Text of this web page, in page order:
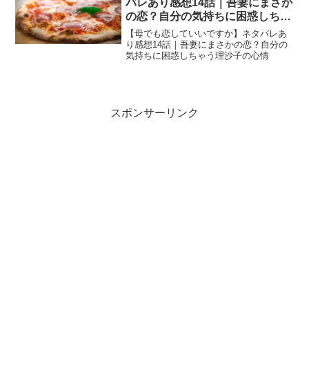
バレあり感想14話｜吾妻にまさか
の恋？自分の気持ちに困惑しちゃ
う理沙子の心情
【母でも恋していいですか】ネタバレあ
り感想14話｜吾妻にまさかの恋？自分の
気持ちに困惑しちゃう理沙子の心情
スポンサーリンク